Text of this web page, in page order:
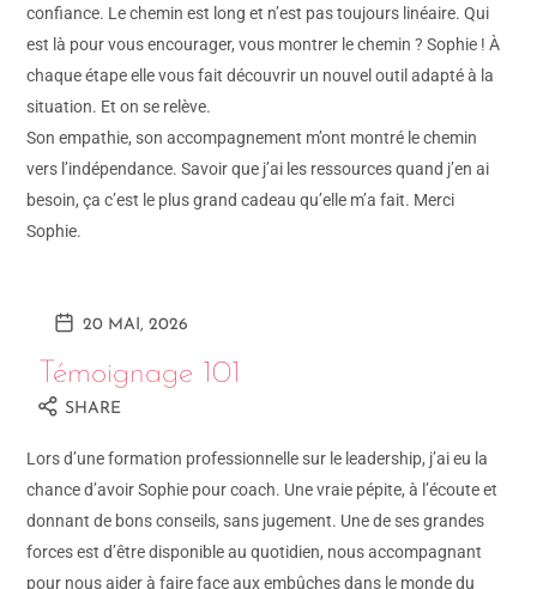
confiance. Le chemin est long et n’est pas toujours linéaire. Qui
est là pour vous encourager, vous montrer le chemin ? Sophie ! À
chaque étape elle vous fait découvrir un nouvel outil adapté à la
situation. Et on se relève.
Son empathie, son accompagnement m’ont montré le chemin
vers l’indépendance. Savoir que j’ai les ressources quand j’en ai
besoin, ça c’est le plus grand cadeau qu’elle m’a fait. Merci
Sophie.
20 MAI, 2026
Témoignage 101
SHARE
Lors d’une formation professionnelle sur le leadership, j’ai eu la
chance d’avoir Sophie pour coach. Une vraie pépite, à l’écoute et
donnant de bons conseils, sans jugement. Une de ses grandes
forces est d’être disponible au quotidien, nous accompagnant
pour nous aider à faire face aux embûches dans le monde du